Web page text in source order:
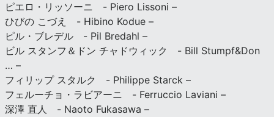
ピエロ・リッソーニ - Piero Lissoni –
ひびの こづえ - Hibino Kodue –
ピル・ブレデル - Pil Bredahl –
ビル スタンフ＆ドン チャドウィック - Bill Stumpf&Don
… –
フィリップ スタルク - Philippe Starck –
フェルーチョ・ラビアーニ - Ferruccio Laviani –
深澤 直人 - Naoto Fukasawa –